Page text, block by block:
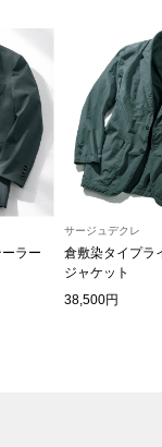
ラー
サージュデクレ
倉敷染タイプラ
ジャケット
38,500円